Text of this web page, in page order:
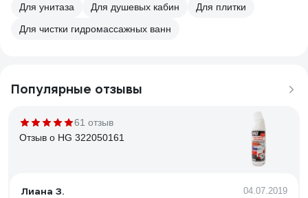
Для унитаза Для душевых кабин
Для плитки
Для чистки гидромассажных ванн
Популярные отзывы
61 отзыв
Отзыв о HG 322050161
Лиана З. 04.07.2019